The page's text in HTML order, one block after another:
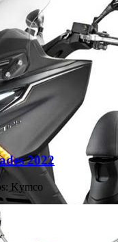
2022
: Kymco